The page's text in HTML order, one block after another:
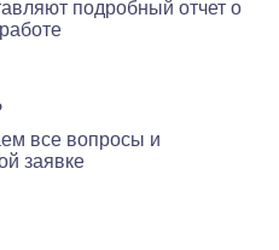
подробный отчет о
все вопросы и
заявке